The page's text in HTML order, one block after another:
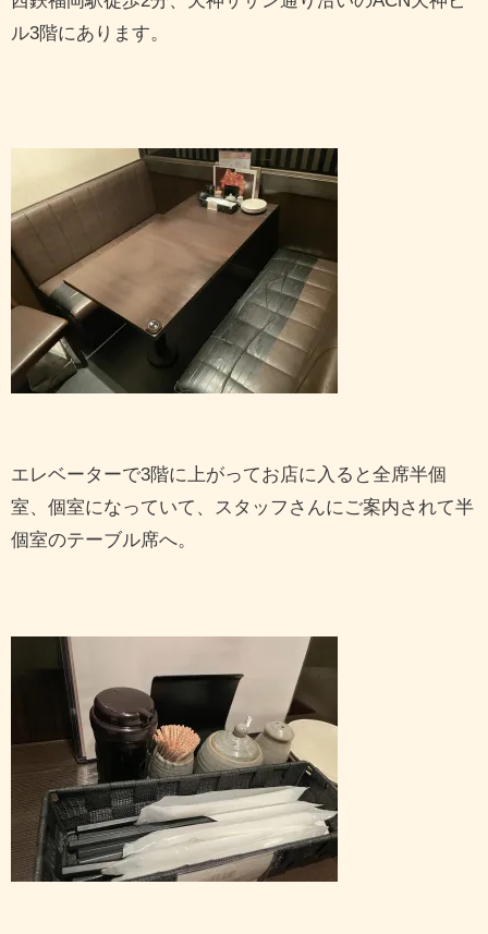
ル3階にあります。
エレベーターで3階に上がってお店に入ると全席半個
室、個室になっていて、スタッフさんにご案内されて半
個室のテーブル席へ。